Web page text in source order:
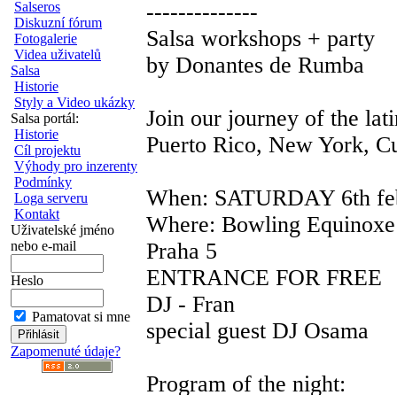
Salseros
Diskuzní fórum
Fotogalerie
Videa uživatelů
Salsa
Historie
Styly a Video ukázky
Salsa portál:
Historie
Cíl projektu
Výhody pro inzerenty
Podmínky
Loga serveru
Kontakt
Uživatelské jméno
nebo e-mail
Heslo
Pamatovat si mne
Zapomenuté údaje?
--------------
Salsa workshops + party
by Donantes de Rumba
Join our journey of the
Puerto Rico, New York,
When: SATURDAY 6th
Where: Bowling
Praha 5
ENTRANCE FOR FREE
DJ - Fran
special guest DJ Osama
Program of the night: